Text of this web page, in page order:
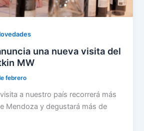
una nueva visita del
MW
febrero
a nuestro país recorrerá más
Mendoza y degustará más de